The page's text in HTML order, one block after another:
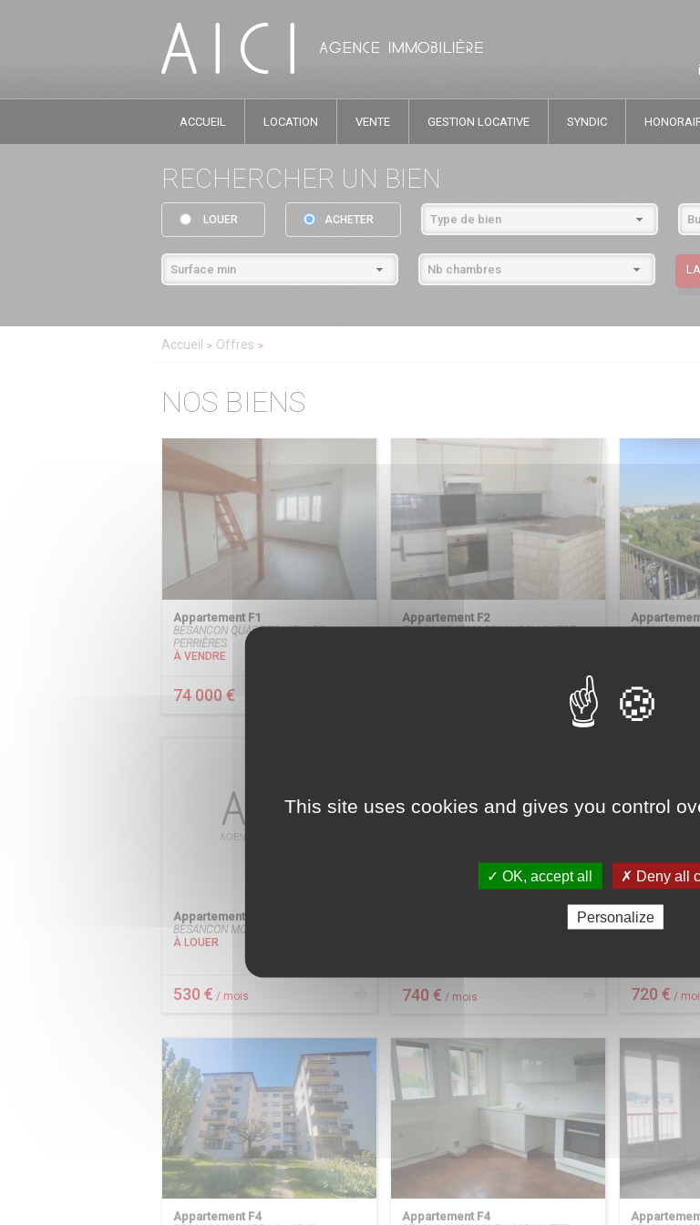
ACCUEIL LOCATION VENTE GESTION LOCATIVE SYNDIC
RECHERCHER UN BIEN
LOUER ACHETER
Accueil Offres
NOS BIENS
Appartement F1
BESANCON QUARTIER VIEILLES
PERRIÈRES
À VENDRE
74 000 €
Appartement F2
THORAISE 25320 BESANCON OUEST
BESANCON
540 €
Appartement F2
BESANCON MOUILLERE
À LOUER
530 € / mois
BESANCON QUARTIER SAINT-CLAUDE
740 € / mois
Appartement
BESANCON
720 € /
Appartement F4 Appartement F4
This site uses cookies and gives you control
✓ OK, accept all ✗ Deny all
Personalize